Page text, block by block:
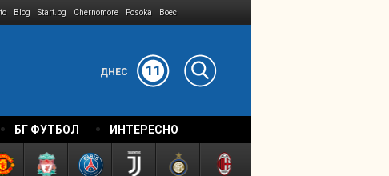
Blog Start.bg Chernomore Posoka Boec
ДНЕС 11
БГ ФУТБОЛ ИНТЕРЕСНО